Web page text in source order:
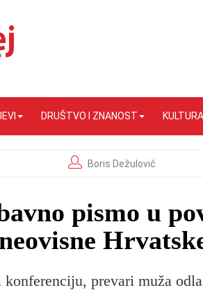
DRUŠTVO I ZNANOST KULTURA
Boris Dežulović
pismo u
prevari muža